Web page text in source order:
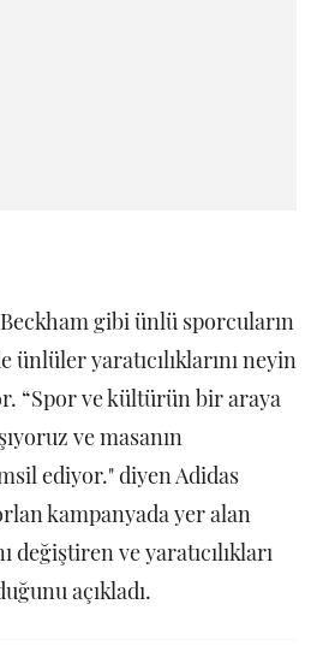
gibi ünlü sporcuların
ünlüler yaratıcılıklarını neyin
“Spor ve kültürün bir araya
ve masanın
ediyor." diyen Adidas
kampanyada yer alan
değiştiren ve yaratıcılıkları
açıkladı.